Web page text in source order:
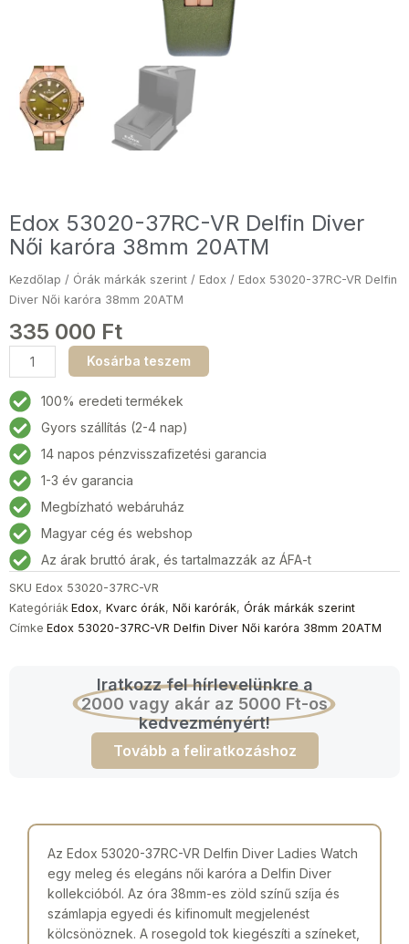
Edox 53020-37RC-VR Delfin Diver
Női karóra 38mm 20ATM
Kezdőlap / Órák márkák szerint / Edox / Edox 53020-37RC-VR Delfin
Diver Női karóra 38mm 20ATM
335 000 Ft
Edox
53020-
37RC-
VR
Delfin
Diver
Női
karóra
38mm
20ATM
mennyiség
Kosárba teszem
100% eredeti termékek
Gyors szállítás (2-4 nap)
14 napos pénzvisszafizetési garancia
1-3 év garancia
Megbízható webáruház
Magyar cég és webshop
Az árak bruttó árak, és tartalmazzák az ÁFA-t
SKU Edox 53020-37RC-VR
Kategóriák Edox, Kvarc órák, Női karórák, Órák márkák szerint
Címke Edox 53020-37RC-VR Delfin Diver Női karóra 38mm 20ATM
Iratkozz fel hírlevelünkre a
2000 vagy akár az 5000 Ft-os
kedvezményért!
Tovább a feliratkozáshoz
Az Edox 53020-37RC-VR Delfin Diver Ladies Watch
egy meleg és elegáns női karóra a Delfin Diver
kollekcióból. Az óra 38mm-es zöld színű szíja és
számlapja egyedi és kifinomult megjelenést
kölcsönöznek. A rosegold tok kiegészíti a színeket,